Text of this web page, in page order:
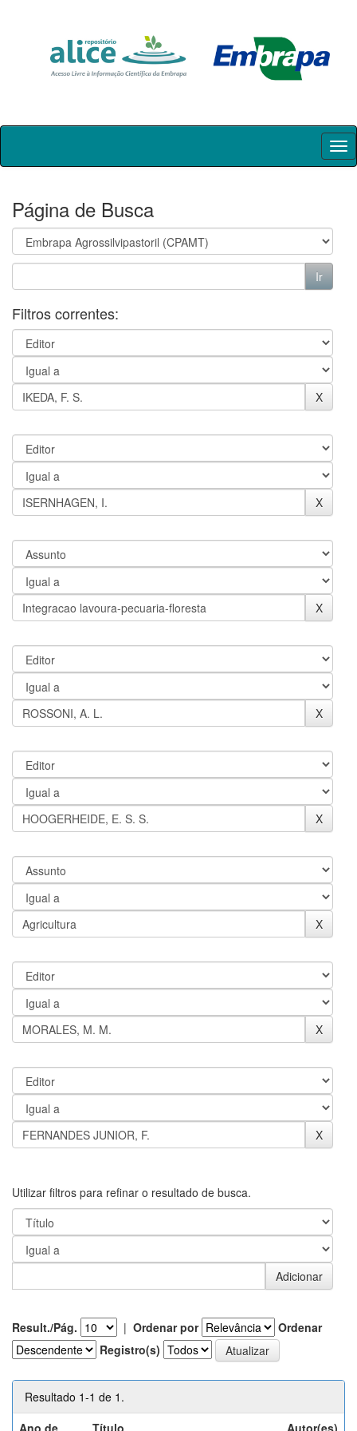
Skip
Página de Busca
Filtros correntes:
Utilizar filtros para refinar o resultado de busca.
Result./Pág. | Ordenar por
Ordenar
Registro(s)
Resultado 1-1 de 1.
Ano de
Título Autor(es)